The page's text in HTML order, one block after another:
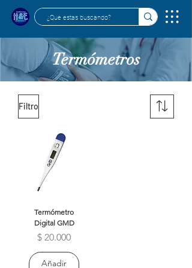
Termómetros
Filtro
Termómetro
Digital GMD
Precio
$ 20.000
Añadir